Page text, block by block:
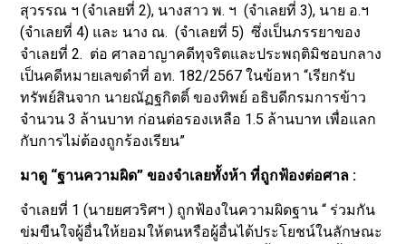
สุวรรณ ฯ (จำเลยที่ 2), นางสาว พ. ฯ (จำเลยที่ 3), นาย อ.ฯ
(จำเลยที่ 4) และ นาง ณ. (จำเลยที่ 5) ซึ่งเป็นภรรยาของ
จำเลยที่ 2. ต่อ ศาลอาญาคดีทุจริตและประพฤติมิชอบกลาง
เป็นคดีหมายเลขดำที่ อท. 182/2567 ในข้อหา “เรียกรับ
ทรัพย์สินจาก นายณัฏฐกิตติ์ ของทิพย์ อธิบดีกรมการข้าว
จำนวน 3 ล้านบาท ก่อนต่อรองเหลือ 1.5 ล้านบาท เพื่อแลก
กับการไม่ต้องถูกร้องเรียน”
มาดู “ฐานความผิด” ของจำเลยทั้งห้า ที่ถูกฟ้องต่อศาล :
จำเลยที่ 1 (นายยศวริศฯ ) ถูกฟ้องในความผิดฐาน “ ร่วมกัน
ข่มขืนใจผู้อื่นให้ยอมให้ตนหรือผู้อื่นได้ประโยชน์ในลักษณะ